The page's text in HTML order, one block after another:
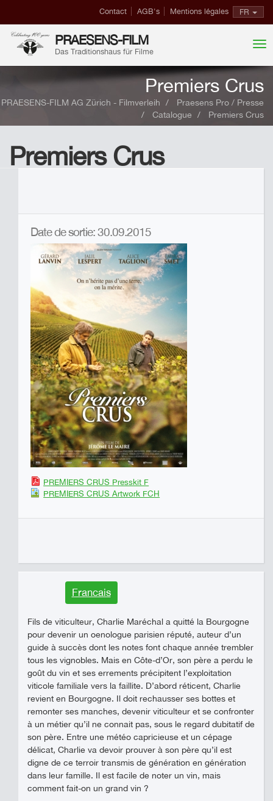
FR
Contact AGB's Mentions légales
PRAESENS-FILM
Das Traditionshaus für Filme
Premiers Crus
PRAESENS-FILM AG Zürich - Filmverleih
Praesens Pro / Presse
Catalogue
Premiers Crus
Premiers Crus
Date de sortie: 30.09.2015
PREMIERS CRUS Presskit F
PREMIERS CRUS Artwork FCH
Francais
Fils de viticulteur, Charlie Maréchal a quitté la Bourgogne
pour devenir un oenologue parisien réputé, auteur d’un
guide à succès dont les notes font chaque année trembler
tous les vignobles. Mais en Côte-d’Or, son père a perdu le
goût du vin et ses errements précipitent l’exploitation
viticole familiale vers la faillite. D’abord réticent, Charlie
revient en Bourgogne. Il doit rechausser ses bottes et
remonter ses manches, devenir viticulteur et se confronter
à un métier qu’il ne connait pas, sous le regard dubitatif de
son père. Entre une météo capricieuse et un cépage
délicat, Charlie va devoir prouver à son père qu’il est
digne de ce terroir transmis de génération en génération
dans leur famille. Il est facile de noter un vin, mais
comment fait-on un grand vin ?